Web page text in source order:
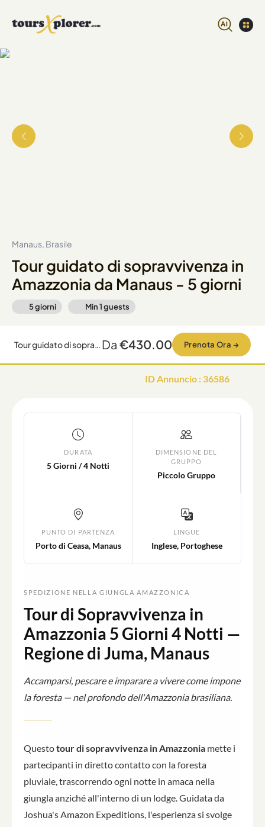
Manaus, Brasile
Tour guidato di sopravvivenza in
Amazzonia da Manaus - 5 giorni
5 giorni Min1guests
Tour guidato di sopravvivenza in Amazzonia da Manaus - 5 giorni Da €430.00 Prenota Ora →
ID Annuncio : 36586
DURATA
5 Giorni / 4 Notti
DIMENSIONE DEL
GRUPPO
Piccolo Gruppo
PUNTO DI PARTENZA
Porto di Ceasa, Manaus
LINGUE
Inglese, Portoghese
SPEDIZIONE NELLA GIUNGLA AMAZZONICA
Tour di Sopravvivenza in
Amazzonia 5 Giorni 4 Notti —
Regione di Juma, Manaus
Accamparsi, pescare e imparare a vivere come impone
la foresta — nel profondo dell'Amazzonia brasiliana.
Questotour di sopravvivenza in Amazzonia mette i
partecipanti in diretto contatto con la foresta
pluviale, trascorrendo ogni notte in amaca nella
giungla anziché all'interno di un lodge. Guidata da
Joshua's Amazon Expeditions, l'esperienza si svolge